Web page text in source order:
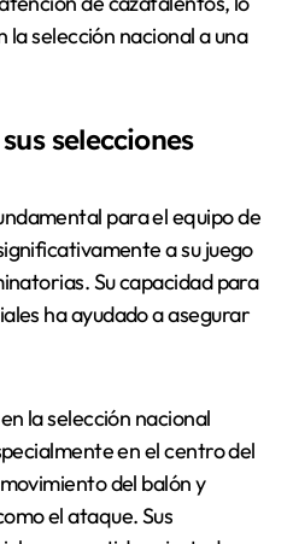
la selección nacional a una
selecciones
para el equipo de
a su juego
Su capacidad para
ha ayudado a asegurar
la selección nacional
en el centro del
del balón y
el ataque. Sus